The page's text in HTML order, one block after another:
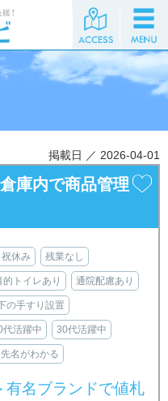
掲載日 ／ 2026-04-01
庫内で商品管理
祝休み 残業なし
的トイレあり 通院配慮あり
の手すり設置
代活躍中 30代活躍中
名がわかる
有名ブランドで値札